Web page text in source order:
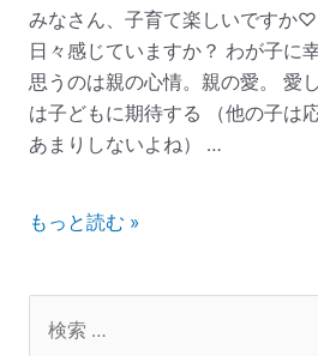
みなさん、子育て楽しいですか♡
日々感じていますか？ わが子に
思うのは親の心情。親の愛。 愛
は子どもに期待する （他の子は
あまりしないよね） …
もっと読む »